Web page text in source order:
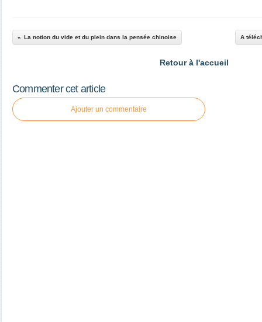
La notion du vide et du plein dans la pensée chinoise A
Retour à l'accueil
Commenter cet article
Ajouter un commentaire